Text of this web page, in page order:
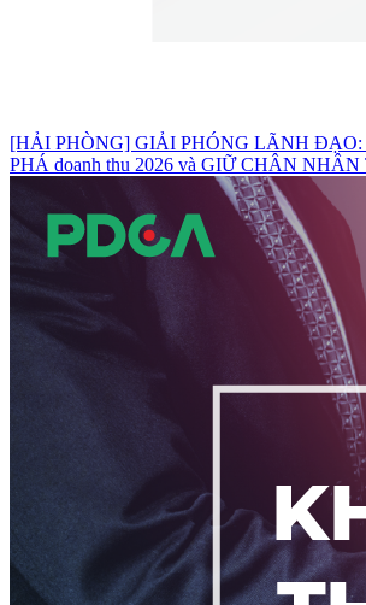
[HẢI PHÒNG] GIẢI PHÓNG LÃNH ĐẠO:
PHÁ doanh thu 2026 và GIỮ CHÂN NHÂN